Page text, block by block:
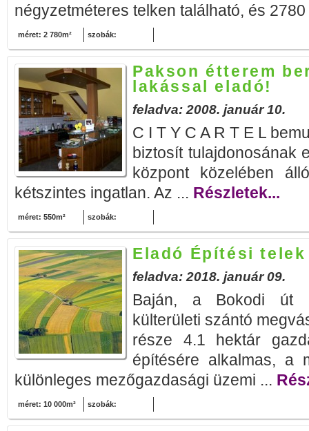
négyzetméteres telken található, és
méret: 2 780m² szobák:
Pakson étterem
lakással eladó!
feladva: 2008. január 10.
C I T Y C A R T E L
biztosít tulajdonosának
központ közelében
kétszintes ingatlan. Az ... Részletek...
méret: 550m² szobák:
Eladó Építési
feladva: 2018. január 09.
Baján, a Bokodi út
külterületi szántó
része 4.1 hektár
építésére alkalmas, a
különleges mezőgazdasági üzemi ...
méret: 10 000m² szobák: